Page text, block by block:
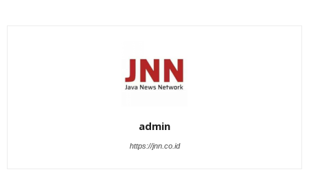
admin
https://jnn.co.id